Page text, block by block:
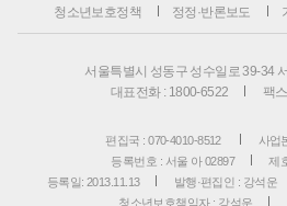
청소년보호정책 정정·반론보도
서울특별시 성동구 성수일로 39-34
대표전화 : 1800-6522
팩
편집국 : 070-4010-8512
사업
등록번호 : 서울 아 02897
제
등록일: 2013.11.13
발행·편집인 : 강석운
청소년보호책임자 : 강석운